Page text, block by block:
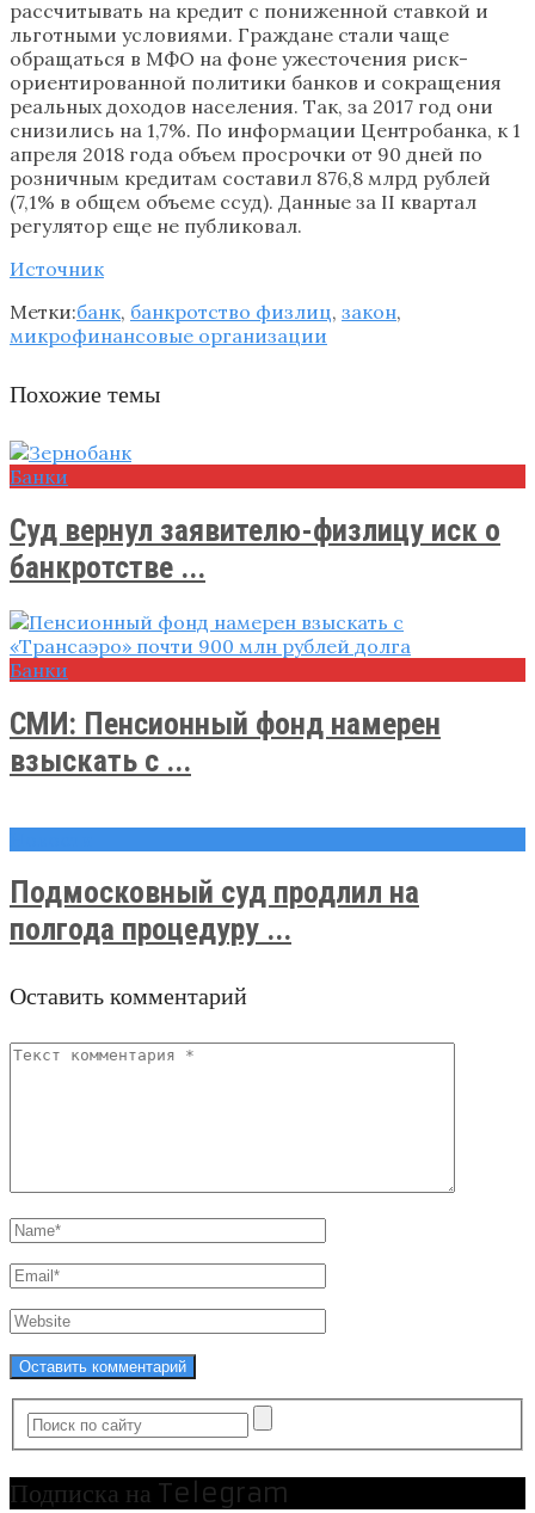
рассчитывать на кредит с пониженной ставкой и
льготными условиями. Граждане стали чаще
обращаться в МФО на фоне ужесточения риск-
ориентированной политики банков и сокращения
реальных доходов населения. Так, за 2017 год они
снизились на 1,7%. По информации Центробанка, к 1
апреля 2018 года объем просрочки от 90 дней по
розничным кредитам составил 876,8 млрд рублей
(7,1% в общем объеме ссуд). Данные за II квартал
регулятор еще не публиковал.
Источник
Метки:банк, банкротство физлиц, закон,
микрофинансовые организации
Похожие темы
Банки
Суд вернул заявителю-физлицу иск о
банкротстве ...
Банки
СМИ: Пенсионный фонд намерен
взыскать с ...
Подмосковный суд продлил на
полгода процедуру ...
Оставить комментарий
Подписка на Telegram